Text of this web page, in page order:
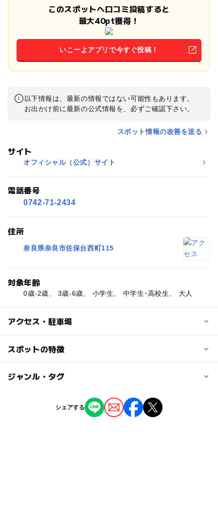
このスポットへ口コミ投稿すると
最大40pt獲得！
いこーよアプリで今すぐ投稿！
以下情報は、最新の情報ではない可能性もあります。
お出かけ前に最新の公式情報を、必ずご確認下さい。
スポット情報の改善を送る
サイト
オフィシャル（公式）サイト
電話番号
0742-71-2434
住所
奈良県奈良市佐保台西町115
対象年齢
0歳-2歳、 3歳-6歳、 小学生、 中学生･高校生、 大人
アクセス・駐車場
近くの駅
スポットの特徴
駐車場あり ー
ー 託児所
ジャンル・タグ
シェアする